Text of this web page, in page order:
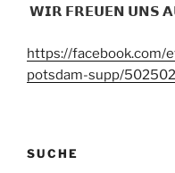
𝗪𝗜𝗥 𝗙𝗥𝗘𝗨𝗘𝗡 𝗨𝗡𝗦
https://facebook.com/
potsdam-supp/
SUCHE